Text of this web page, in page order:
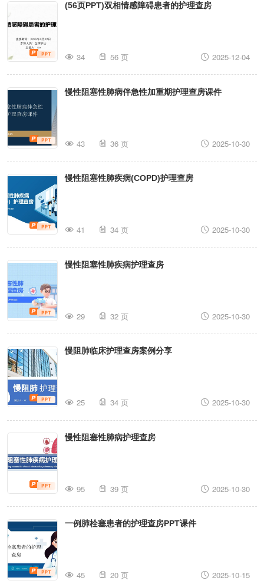
(56页PPT)双相情感障碍患者的护理查房
34 56 页 2025-12-04
慢性阻塞性肺病伴急性加重期护理查房课件
43 36 页 2025-10-30
慢性阻塞性肺疾病(COPD)护理查房
41 34 页 2025-10-30
慢性阻塞性肺疾病护理查房
29 32 页 2025-10-30
慢阻肺临床护理查房案例分享
25 34 页 2025-10-30
慢性阻塞性肺病护理查房
95 39 页 2025-10-30
一例肺栓塞患者的护理查房PPT课件
45 20 页 2025-10-15